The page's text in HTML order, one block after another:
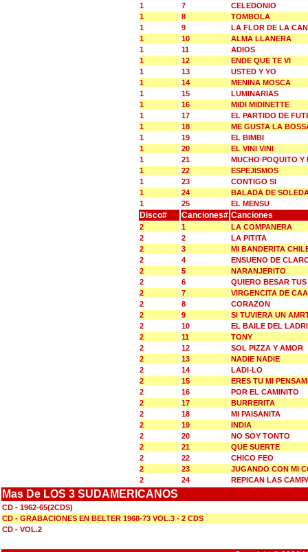
1
7
CELEDONIO
1
8
TOMBOLA
1
9
LA FLOR DE LA
1
10
ALMA LLANERA
1
11
ADIOS
1
12
ENDE QUE TE VI
1
13
USTED Y YO
1
14
MENINA MOSCA
1
15
LUMINARIAS
1
16
MIDI MIDINETTE
1
17
EL PARTIDO DE
1
18
ME GUSTA LA
1
19
EL BIMBI
1
20
EL VINI VINI
1
21
MUCHO POQUITO Y
1
22
ESPEJISMOS
1
23
CONTIGO SI
1
24
BALADA DE
1
25 EL MENSU
Disco# Canciones# Canciones
2 1
LA COMPANERA
2
2
LA PITITA
2
3
MI BANDERITA
2
4
ENSUENO DE
2
5
NARANJERITO
2
6
QUIERO BESAR
2
7
VIRGENCITA DE
2
8
CORAZON
2
9
SI TUVIERA UN
2
10
EL BAILE DEL
2
11
TONY
2
12
SOL PIZZA Y AMOR
2
13
NADIE NADIE
2
14
LADI-LO
2
15
ERES TU MI
2
16
POR EL CAMINITO
2
17
BURRERITA
2
18
MI PAISANITA
2
19
INDIA
2
20
NO SOY TONTO
2
21
QUE SUERTE
2
22
CHICO FEO
2
23
JUGANDO CON MI
2
24 REPICAN LAS
Mas De LOS 3 SUDAMERICANOS
CD - 1962-65(2CDS)
CD - GRABACIONES EN BELTER 1968-73 VOL.3 - 2 CDS
CD - VOL.2